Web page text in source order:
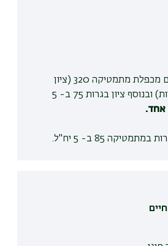
אפשרות א - מינימום מכפלת מתמטיקה 320 (ציון
בגרותXמספר היחידות) ובנוסף ציון בגרות 75 ב- 5
אחד.
85 ב- 5 יח"ל.